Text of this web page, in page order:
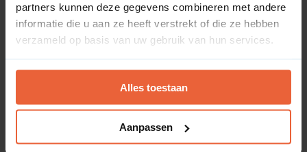
partners kunnen deze gegevens combineren met andere
informatie die u aan ze heeft verstrekt of die ze hebben
verzameld op basis van uw gebruik van hun services.
Alles toestaan
Aanpassen
Een affiliate marketplace (of affiliate netwerk) is
een digitaal platform dat fungeert als de
marktplaats en centrale tussenpersoon tussen
adverteerders (webshops die producten willen
verkopen) en publishers (affiliates of bloggers die
promotie willen maken). De marketplace biedt de
complete technische en administratieve
verdienmodel succesvol te exploiteren.